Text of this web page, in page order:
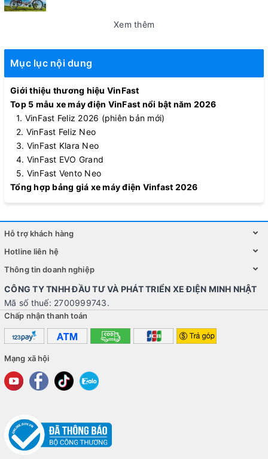
Xem thêm
Mục lục nội dung
Giới thiệu thương hiệu VinFast
Top 5 mẫu xe máy điện VinFast nổi bật năm 2026
1. VinFast Feliz 2026 (phiên bản mới)
2. VinFast Feliz Neo
3. VinFast Klara Neo
4. VinFast EVO Grand
5. VinFast Vento Neo
Tổng hợp bảng giá xe máy điện Vinfast 2026
Hỗ trợ khách hàng
Hotline liên hệ
Thông tin doanh nghiệp
CÔNG TY TNHH ĐẦU TƯ VÀ PHÁT TRIỂN XE ĐIỆN MINH NHẬT
Mã số thuế: 2700999743.
Chấp nhận thanh toán
Mạng xã hội